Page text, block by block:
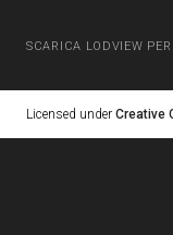
SCARICA LODVIEW
Licensed under Creative